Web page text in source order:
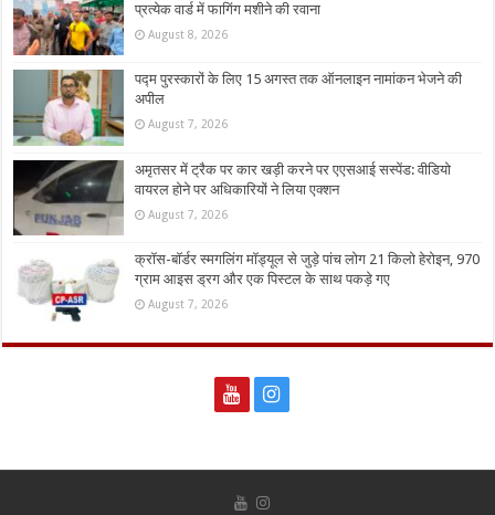
प्रत्येक वार्ड में फागिंग मशीने की रवाना
August 8, 2026
पद्म पुरस्कारों के लिए 15 अगस्त तक ऑनलाइन नामांकन भेजने की
अपील
August 7, 2026
अमृतसर में ट्रैक पर कार खड़ी करने पर एएसआई सस्पेंड: वीडियो
वायरल होने पर अधिकारियों ने लिया एक्शन
August 7, 2026
क्रॉस-बॉर्डर स्मगलिंग मॉड्यूल से जुड़े पांच लोग 21 किलो हेरोइन, 970
ग्राम आइस ड्रग और एक पिस्टल के साथ पकड़े गए
August 7, 2026